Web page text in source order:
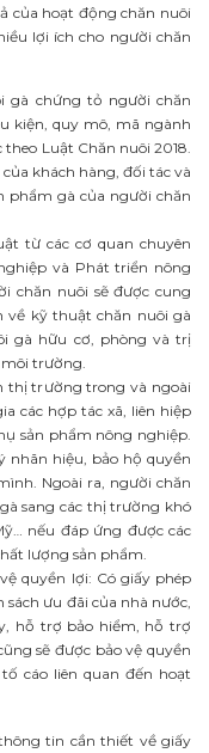
của hoạt động chăn nuôi
lợi ích cho người chăn
gà chứng tỏ người chăn
kiện, quy mô, mã ngành
Luật Chăn nuôi 2018.
khách hàng, đối tác và
phẩm gà của người chăn
từ các cơ quan chuyên
và Phát triển nông
chăn nuôi sẽ được cung
về kỹ thuật chăn nuôi gà
gà hữu cơ, phòng và trị
trường.
thị trường trong và ngoài
các hợp tác xã, liên hiệp
sản phẩm nông nghiệp.
nhãn hiệu, bảo hộ quyền
Ngoài ra, người chăn
sang các thị trường khó
nếu đáp ứng được các
lượng sản phẩm.
quyền lợi: Có giấy phép
ưu đãi của nhà nước,
hỗ trợ bảo hiểm, hỗ trợ
sẽ được bảo vệ quyền
cáo liên quan đến hoạt
tin cần thiết về giấy